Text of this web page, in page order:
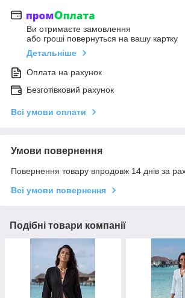
Ви отримаєте замовлення
або гроші повернуться на вашу картку
Детальніше
Оплата на рахунок
Безготівковий рахунок
Всі умови оплати
Умови повернення
Повернення товару впродовж 14 днів за
Всі умови повернення
Подібні товари компанії